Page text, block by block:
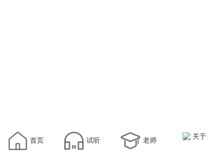
首页 试听 老师 关于